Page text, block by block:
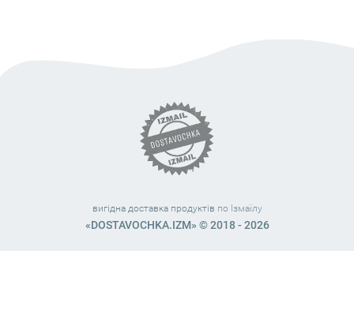
вигідна доставка продуктів по Ізмаїлу
«DOSTAVOCHKA.IZM» © 2018 - 2026